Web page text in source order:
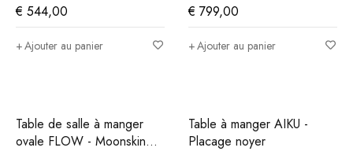
€ 544,00
Ajouter au panier
€ 799,00
Ajouter au panier
Table de salle à manger
ovale FLOW - Moonskin
Table à manger AIKU -
Placage noyer